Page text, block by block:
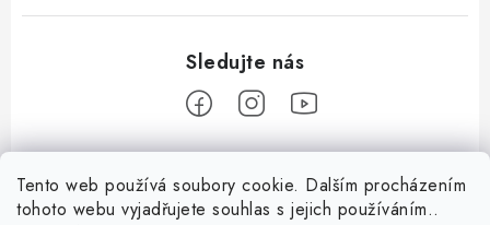
Tento web používá soubory cookie. Dalším procházením
tohoto webu vyjadřujete souhlas s jejich používáním..
Z
Informace pro vás